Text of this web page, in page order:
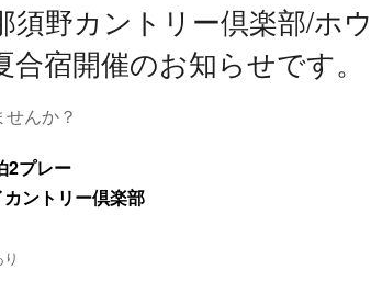
野カントリー倶楽部/ホウ
宿開催のお知らせです。
んか？
2プレー
ントリー倶楽部